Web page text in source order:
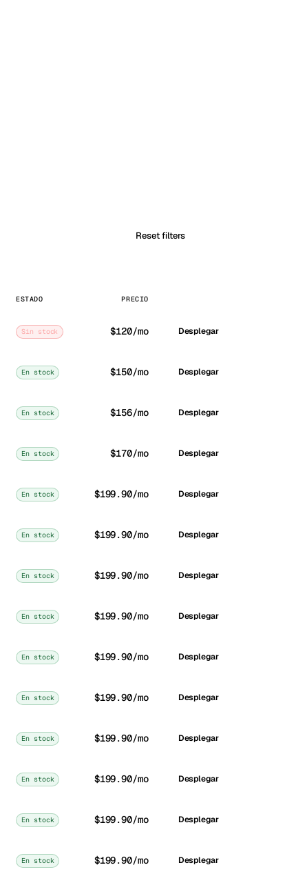
Reset filters
ESTADO PRECIO
Sin stock $120/mo Desplegar
En stock $150/mo Desplegar
En stock $156/mo Desplegar
En stock $170/mo Desplegar
En stock $199.90/mo Desplegar
En stock $199.90/mo Desplegar
En stock $199.90/mo Desplegar
En stock $199.90/mo Desplegar
En stock $199.90/mo Desplegar
En stock $199.90/mo Desplegar
En stock $199.90/mo Desplegar
En stock $199.90/mo Desplegar
En stock $199.90/mo Desplegar
En stock $199.90/mo Desplegar